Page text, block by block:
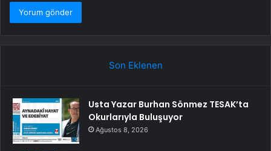
Son Eklenen
Usta Yazar Burhan Sönmez TESAK’ta
Okurlarıyla Buluşuyor
Ağustos 8, 2026